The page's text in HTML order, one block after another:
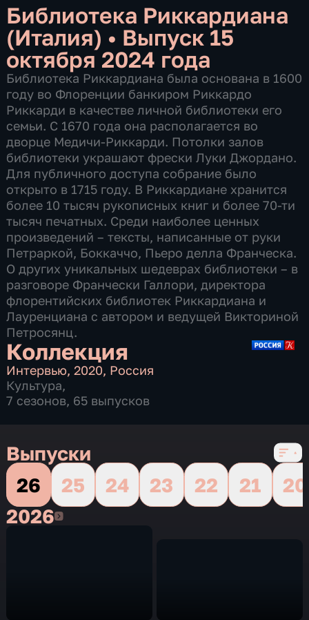
Библиотека Риккардиана
(Италия) • Выпуск 15
октября 2024 года
Библиотека Риккардиана была основана в 1600
году во Флоренции банкиром Риккардо
Риккарди в качестве личной библиотеки его
семьи. С 1670 года она располагается во
дворце Медичи-Риккарди. Потолки залов
библиотеки украшают фрески Луки Джордано.
Для публичного доступа собрание было
открыто в 1715 году. В Риккардиане хранится
более 10 тысяч рукописных книг и более 70-ти
тысяч печатных. Среди наиболее ценных
произведений – тексты, написанные от руки
Петраркой, Боккаччо, Пьеро делла Франческа.
О других уникальных шедеврах библиотеки – в
разговоре Франчески Галлори, директора
флорентийских библиотек Риккардиана и
Лауренциана с автором и ведущей Викториной
Петросянц.
Коллекция
Интервью,2020, Россия
Культура,
7 сезонов, 65 выпусков
Выпуски
26
25 24 23 22 21
20
20262026